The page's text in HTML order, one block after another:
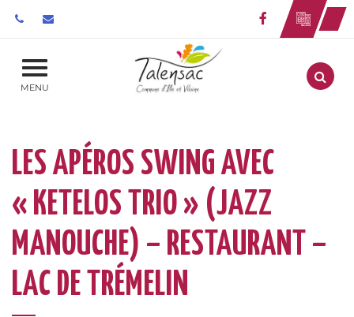
Lien vers le
MENU Aller
LES APÉROS SWING AVEC
« KETELOS TRIO » (JAZZ
MANOUCHE) – RESTAURANT –
LAC DE TRÉMELIN